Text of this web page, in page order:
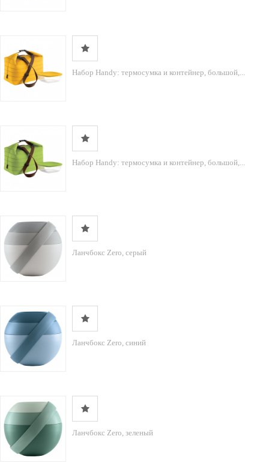
Набор Handy: термосумка и контейнер, большой,...
Набор Handy: термосумка и контейнер, большой,...
Ланчбокс Zero, серый
Ланчбокс Zero, синий
Ланчбокс Zero, зеленый